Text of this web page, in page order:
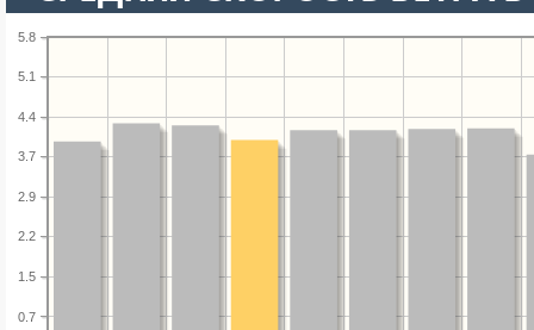
0.7
1.5
2.2
2.9
3.7
4.4
5.1
5.8